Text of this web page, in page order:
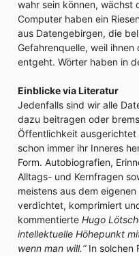
wahr sein können, wächst
Computer haben ein
aus Datengebirgen, die
Gefahrenquelle, weil
entgeht. Wörter haben in
Einblicke via Literatur
Jedenfalls sind wir alle
dazu beitragen oder
Öffentlichkeit ausgerichtet
schon immer ihr Inneres
Form. Autobiografien,
Alltags- und Kernfragen
meistens aus dem
verdichtet, komprimiert
kommentierte Hugo
intellektuelle Höhepunkt
wenn man will.“In solchen